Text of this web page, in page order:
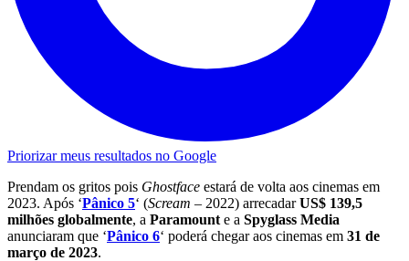
Priorizar meus resultados no Google
Prendam os gritos pois Ghostface estará de volta aos cinemas em
2023. Após ‘Pânico 5‘ (Scream – 2022) arrecadarUS$ 139,5
milhões globalmente, a Paramount e a Spyglass Media
anunciaram que ‘Pânico 6‘ poderá chegar aos cinemas em 31 de
março de 2023.